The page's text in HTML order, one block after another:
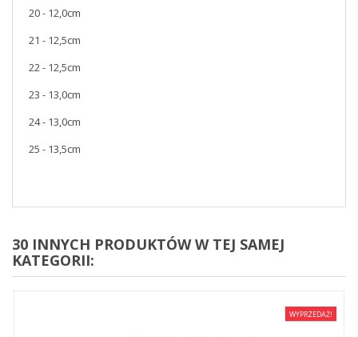
20 - 12,0cm
21 - 12,5cm
22 - 12,5cm
23 - 13,0cm
24 - 13,0cm
25 - 13,5cm
30 INNYCH PRODUKTÓW W TEJ SAMEJ
KATEGORII:
WYPRZEDAŻ!